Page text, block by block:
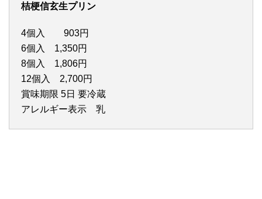
桔梗信玄生プリン
4個入 903円
6個入 1,350円
8個入 1,806円
12個入 2,700円
賞味期限 5日 要冷蔵
アレルギー表示 乳